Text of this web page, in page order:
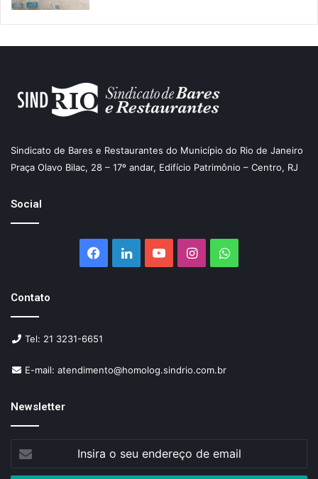
Sindicato de Bares e Restaurantes do Município do Rio de Janeiro
Praça Olavo Bilac, 28 – 17º andar, Edifício Patrimônio – Centro, RJ
Social
Facebook
LinkedinYouTubeInstagramWhatsApp
Contato
Tel: 21 3231-6651
E-mail: atendimento@homolog.sindrio.com.br
Newsletter
seu